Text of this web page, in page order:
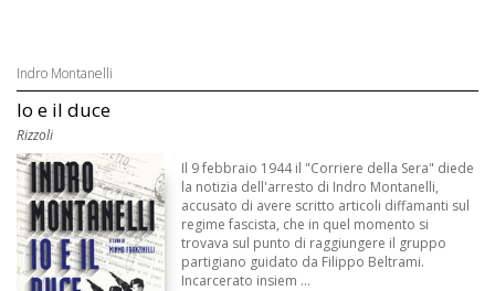
Indro Montanelli
Io e il duce
Rizzoli
Il 9 febbraio 1944 il "Corriere della Sera" diede
la notizia dell'arresto di Indro Montanelli,
accusato di avere scritto articoli diffamanti sul
regime fascista, che in quel momento si
trovava sul punto di raggiungere il gruppo
partigiano guidato da Filippo Beltrami.
Incarcerato insiem ...